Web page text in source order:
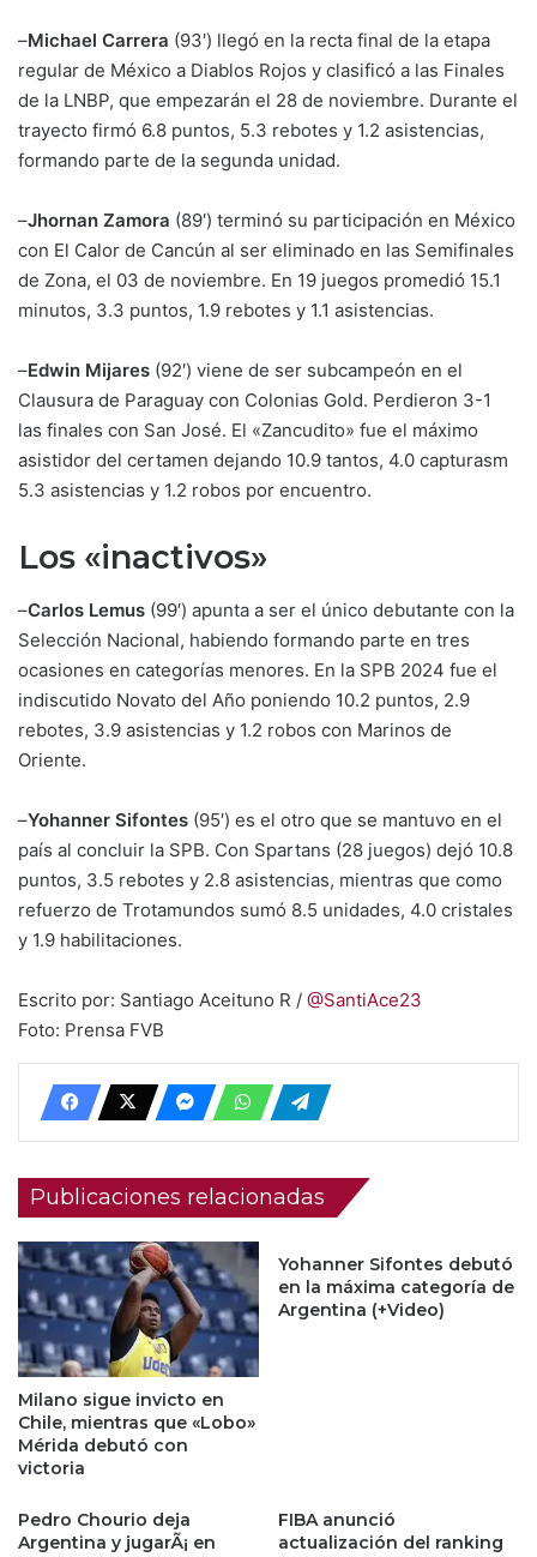
–Michael Carrera (93′) llegó en la recta final de la etapa
regular de México a Diablos Rojos y clasificó a las Finales
de la LNBP, que empezarán el 28 de noviembre. Durante el
trayecto firmó 6.8 puntos, 5.3 rebotes y 1.2 asistencias,
formando parte de la segunda unidad.
–Jhornan Zamora (89′) terminó su participación en México
con El Calor de Cancún al ser eliminado en las Semifinales
de Zona, el 03 de noviembre. En 19 juegos promedió 15.1
minutos, 3.3 puntos, 1.9 rebotes y 1.1 asistencias.
–Edwin Mijares (92′) viene de ser subcampeón en el
Clausura de Paraguay con Colonias Gold. Perdieron 3-1
las finales con San José. El «Zancudito» fue el máximo
asistidor del certamen dejando 10.9 tantos, 4.0 capturasm
5.3 asistencias y 1.2 robos por encuentro.
Los «inactivos»
–Carlos Lemus (99′) apunta a ser el único debutante con la
Selección Nacional, habiendo formando parte en tres
ocasiones en categorías menores. En la SPB 2024 fue el
indiscutido Novato del Año poniendo 10.2 puntos, 2.9
rebotes, 3.9 asistencias y 1.2 robos con Marinos de
Oriente.
–Yohanner Sifontes (95′) es el otro que se mantuvo en el
país al concluir la SPB. Con Spartans (28 juegos) dejó 10.8
puntos, 3.5 rebotes y 2.8 asistencias, mientras que como
refuerzo de Trotamundos sumó 8.5 unidades, 4.0 cristales
y 1.9 habilitaciones.
Escrito por: Santiago Aceituno R / @SantiAce23
Foto: Prensa FVB
Publicaciones relacionadas
Milano sigue invicto en
Chile, mientras que «Lobo»
Mérida debutó con
victoria
Yohanner Sifontes debutó
en la máxima categoría de
Argentina (+Video)
Pedro Chourio deja
Argentina y jugarÃ¡ en
FIBA anunció
actualización del ranking